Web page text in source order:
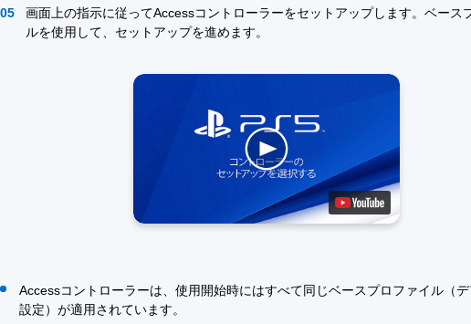
画面上の指示に従ってAccessコントローラーをセットアップします。ベース
ルを使用して、セットアップを進めます。
Accessコントローラーは、使用開始時にはすべて同じベースプロファイル（デ
設定）が適用されています。